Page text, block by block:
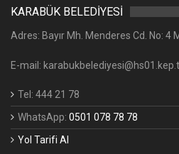
KARABÜK BELEDİYESİ
Adres: Bayır Mh. Menderes Cd. No: 4
E-mail:
Tel: 444 21 78
WhatsApp: 0501 078 78 78
Yol Tarifi Al